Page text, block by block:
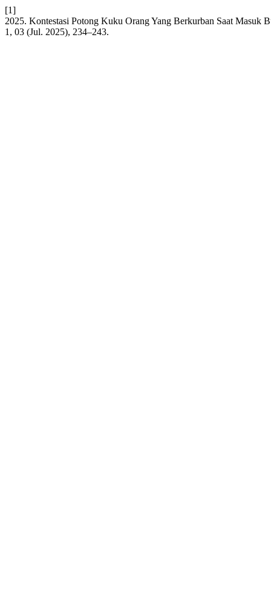
[1]
2025. Kontestasi Potong Kuku Orang Yang Berkurban Saat Masuk
1, 03 (Jul. 2025), 234–243.